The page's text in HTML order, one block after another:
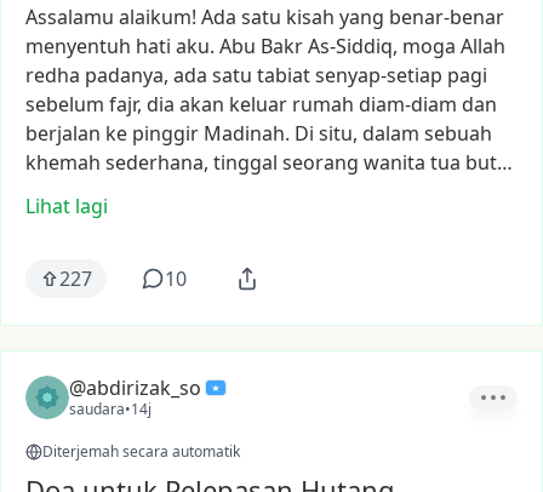
Assalamu alaikum! Ada satu kisah yang benar-benar
menyentuh hati aku. Abu BakrAs-Siddiq, moga Allah
redha padanya, ada satu tabiatsenyap-setiap pagi
sebelum fajr, dia akan keluar rumah diam-diam dan
berjalan ke pinggir Madinah. Di situ, dalam sebuah
khemah sederhana, tinggal seorang wanita tua but…
Lihat lagi
227 10
@abdirizak_so
saudara•14j
Diterjemah secara automatik